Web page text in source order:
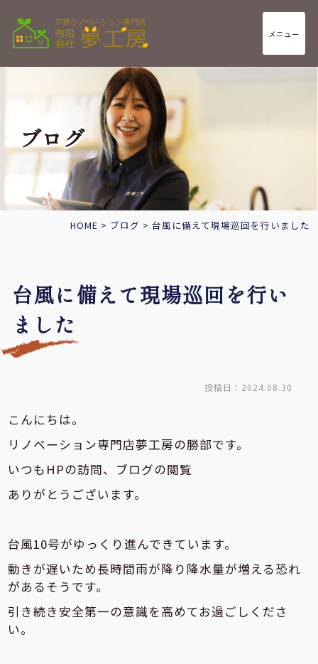
メニュー
ブログ
HOME > ブログ > 台風に備えて現場巡回を行いました
台風に備えて現場巡回を行い
ました
投稿日：2024.08.30
こんにちは。
リノベーション専門店夢工房の勝部です。
いつもHPの訪問、ブログの閲覧
ありがとうございます。
台風10号がゆっくり進んできています。
動きが遅いため長時間雨が降り降水量が増える恐れ
があるそうです。
引き続き安全第一の意識を高めてお過ごしくださ
い。